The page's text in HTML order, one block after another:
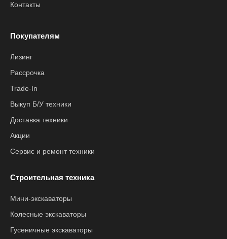
Контакты
Покупателям
Лизинг
Рассрочка
Trade-In
Выкуп Б/У техники
Доставка техники
Акции
Сервис и ремонт техники
Строительная техника
Мини-экскаваторы
Колесные экскаваторы
Гусеничные экскаваторы